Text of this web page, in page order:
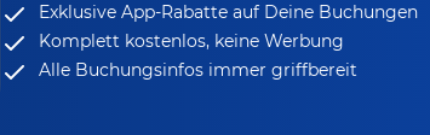
Exklusive App-Rabatteauf Deine Buchungen
Komplett kostenlos, keine Werbung
Alle Buchungsinfos immer griffbereit